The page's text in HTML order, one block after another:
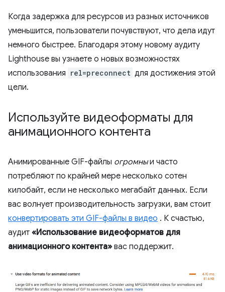
Когда задержка для ресурсов из разных источников
уменьшится, пользователи почувствуют, что дела идут
немного быстрее. Благодаря этому новому аудиту
Lighthouse вы узнаете о новых возможностях
использования rel=preconnect для достижения этой
цели.
Используйте видеоформаты для
анимационного контента
Анимированные GIF-файлы огромныи часто
потребляют по крайней мере несколько сотен
килобайт, если не несколько мегабайт данных. Если
вас волнует производительность загрузки, вам стоит
конвертировать эти GIF-файлы в видео . К счастью,
аудит «Использование видеоформатов для
анимационного контента» вас поддержит.